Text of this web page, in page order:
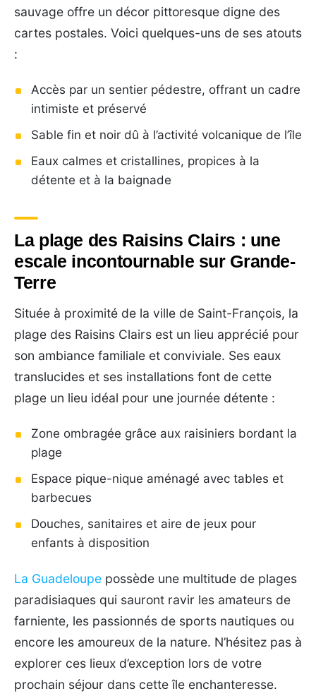
sauvage offre un décor pittoresque digne des
cartes postales. Voici quelques-uns de ses atouts
:
Accès par un sentier pédestre, offrant un cadre
intimiste et préservé
Sable fin et noir dû à l’activité volcanique de l’île
Eaux calmes et cristallines, propices à la
détente et à la baignade
La plage des Raisins Clairs : une
escale incontournable sur Grande-
Terre
Située à proximité de la ville de Saint-François, la
plage des Raisins Clairs est un lieu apprécié pour
son ambiance familiale et conviviale. Ses eaux
translucides et ses installations font de cette
plage un lieu idéal pour une journée détente :
Zone ombragée grâce aux raisiniers bordant la
plage
Espace pique-nique aménagé avec tables et
barbecues
Douches, sanitaires et aire de jeux pour
enfants à disposition
La Guadeloupe possède une multitude de plages
paradisiaques qui sauront ravir les amateurs de
farniente, les passionnés de sports nautiques ou
encore les amoureux de la nature. N’hésitez pas à
explorer ces lieux d’exception lors de votre
prochain séjour dans cette île enchanteresse.